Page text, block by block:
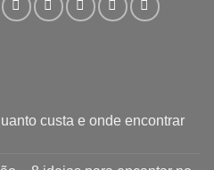
custa e onde encontrar